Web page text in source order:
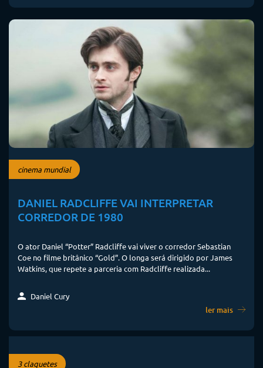
cinema mundial
DANIEL RADCLIFFE VAI INTERPRETAR
CORREDOR DE 1980
O ator Daniel “Potter” Radcliffe vai viver o corredor Sebastian
Coe no filme britânico “Gold”. O longa será dirigido por James
Watkins, que repete a parceria com Radcliffe realizada...
Daniel Cury
ler mais
3 claquetes